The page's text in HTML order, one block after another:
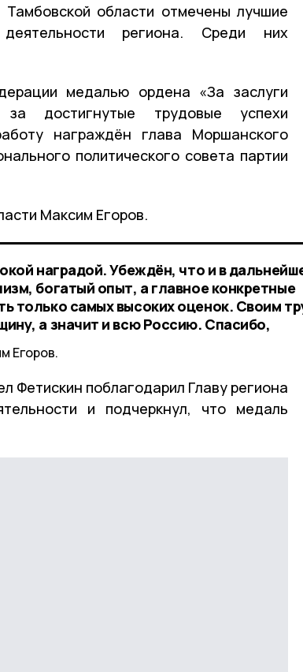
области отмечены лучшие
региона. Среди них
медалью ордена «За заслуги
достигнутые трудовые успехи
награждён глава Моршанского
политического совета партии
Максим Егоров.
наградой. Убеждён, что и в
богатый опыт, а главное конкретные
только самых высоких оценок. Своим
а значит и всю Россию. Спасибо,
Егоров.
Фетискин поблагодарил Главу региона
и подчеркнул, что медаль